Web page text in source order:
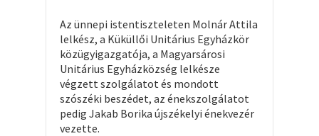
Az ünnepi istentiszteleten Molnár Attila
lelkész, a Küküllői Unitárius Egyházkör
közügyigazgatója, a Magyarsárosi
Unitárius Egyházközség lelkésze
végzett szolgálatot és mondott
szószéki beszédet, az énekszolgálatot
pedig Jakab Borika újszékelyi énekvezér
vezette.